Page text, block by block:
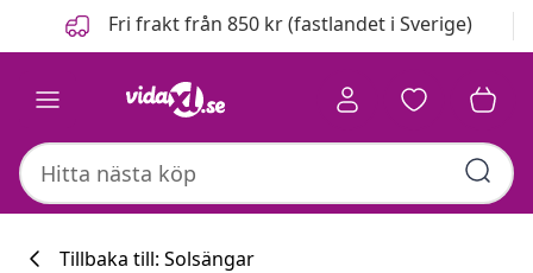
FöregåendeFri frakt från 850 kr (fastlandet i Sverige)
Tillbaka till: Solsängar